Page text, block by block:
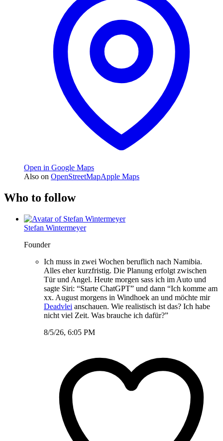
Open in Google Maps
Also on OpenStreetMapApple Maps
Who to follow
Stefan Wintermeyer
Founder
Ich muss in zwei Wochen beruflich nach Namibia.
Alles eher kurzfristig. Die Planung erfolgt zwischen
Tür und Angel. Heute morgen sass ich im Auto und
sagte Siri: “Starte ChatGPT” und dann “Ich komme am
xx. August morgens in Windhoek an und möchte mir
Deadvlei anschauen. Wie realistisch ist das? Ich habe
nicht viel Zeit. Was brauche ich dafür?”
8/5/26, 6:05 PM